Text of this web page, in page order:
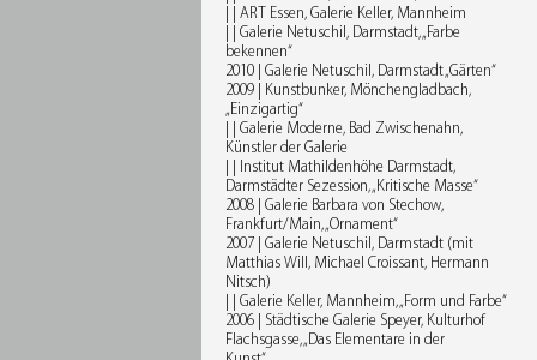
| | ART Essen, Galerie Keller, Mannheim
| | Galerie Netuschil, Darmstadt, „Farbe
bekennen“
2010 | Galerie Netuschil, Darmstadt „Gärten“
2009 | Kunstbunker, Mönchengladbach,
„Einzigartig“
| | Galerie Moderne, Bad Zwischenahn,
Künstler der Galerie
| | Institut Mathildenhöhe Darmstadt,
Darmstädter Sezession, „Kritische Masse“
2008 | Galerie Barbara von Stechow,
Frankfurt/Main, „Ornament“
2007 | Galerie Netuschil, Darmstadt (mit
Matthias Will, Michael Croissant, Hermann
Nitsch)
| | Galerie Keller, Mannheim, „Form und Farbe“
2006 | Städtische Galerie Speyer, Kulturhof
Flachsgasse, „Das Elementare in der